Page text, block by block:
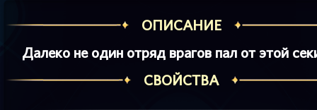
ОПИСАНИЕ
Далеко не один отряд врагов пал от этой
СВОЙСТВА